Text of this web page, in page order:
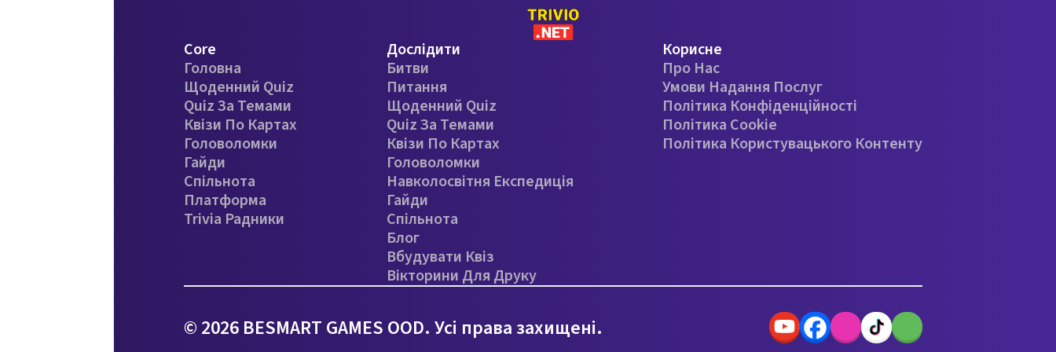
Core
Головна
Щоденний Quiz
Quiz За Темами
Квізи По Картах
Головоломки
Гайди
Спільнота
Платформа
Trivia Радники
Дослідити
Битви
Питання
Щоденний Quiz
Quiz За Темами
Квізи По Картах
Головоломки
Навколосвітня Експедиція
Гайди
Спільнота
Блог
Вбудувати Квіз
Вікторини Для Друку
Корисне
Про Нас
Умови Надання Послуг
Політика Конфіденційності
Політика Cookie
Політика Користувацького Контенту
© 2026 BESMART GAMES OOD. Усі права захищені.